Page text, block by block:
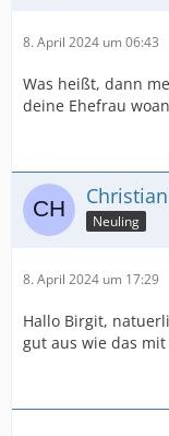
8. April 2024 um 06:43
Was heißt, dann
deine Ehefrau
Neuling
8. April 2024 um 17:29
Hallo Birgit,
gut aus wie das